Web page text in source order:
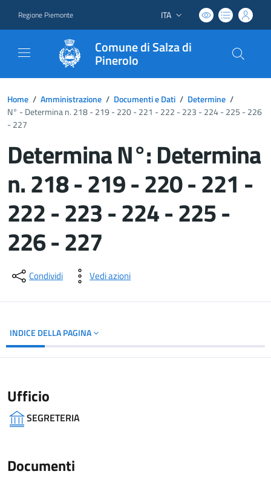
Regione Piemonte Lingua attiva:
ITA
Comune di Salza di
Pinerolo
Home / Amministrazione / Documenti e Dati / Determine /
N° - Determina n. 218 - 219 - 220 - 221 - 222 - 223 - 224 - 225 - 226
- 227
Determina N°: Determina
n. 218 - 219 - 220 - 221 -
222 - 223 - 224 - 225 -
226 - 227
Dettagli del documento
Condividi Vedi azioni
INDICE DELLA PAGINA
Ufficio
SEGRETERIA
Documenti